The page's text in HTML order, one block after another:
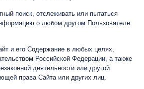
поиск, отслеживать или пытаться
о любом другом Пользователе
и его Содержание в любых целях,
Российской Федерации, а также
деятельности или другой
права Сайта или других лиц.